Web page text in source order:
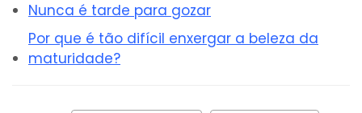
Nunca é tarde para gozar
Por que é tão difícil enxergar a beleza da
maturidade?